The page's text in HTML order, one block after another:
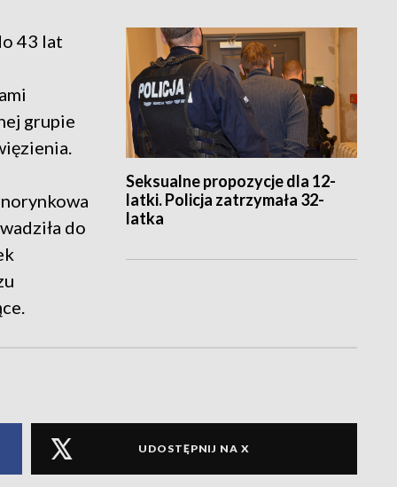
Seksualne propozycje dla 12-
latki. Policja zatrzymała 32-
latka
43 lat
grupie
do
UDOSTĘPNIJ NA X